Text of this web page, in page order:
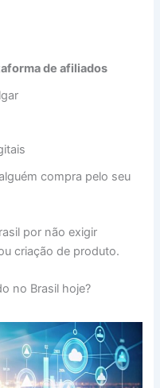
de afiliados
compra pelo seu
por não exigir
criação de produto.
no Brasil hoje?